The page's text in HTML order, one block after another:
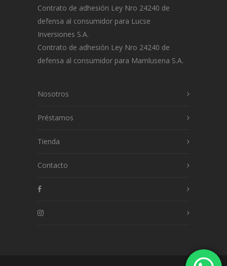
Contrato de adhesión Ley Nro 24240 de
defensa al consumidor para Lucse
Inversiones S.A.
Contrato de adhesión Ley Nro 24240 de
defensa al consumidor para Mamlusena S.A.
Nosotros
Préstamos
Tienda
Contacto